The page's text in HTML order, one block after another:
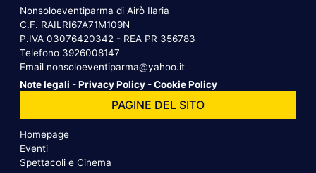
Nonsoloeventiparma di Airò Ilaria
C.F. RAILRI67A71M109N
P.IVA 03076420342 - REA PR 356783
Telefono 3926008147
Email nonsoloeventiparma@yahoo.it
Note legali -Privacy Policy -Cookie Policy
PAGINE DEL SITO
Homepage
Eventi
Spettacoli e Cinema